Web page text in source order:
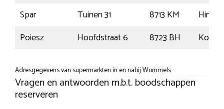
Spar
Tuinen 31 8713 KM
Poiesz
Hoofdstraat 6 8723 BH
Adresgegevens van supermarkten in en nabij Wommels
Vragen en antwoorden m.b.t. boodschappen
reserveren